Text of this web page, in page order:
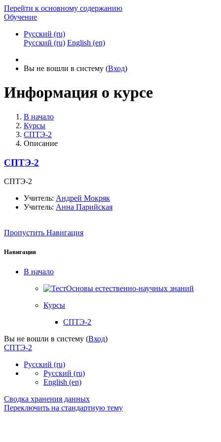
Перейти к основному содержанию
Обучение
Русский ‎(ru)‎
Русский ‎(ru)‎ English ‎(en)‎
Вы не вошли в систему (Вход)
Информация о курсе
В начало
Курсы
СПТЭ-2
Описание
СПТЭ-2
СПТЭ-2
Учитель: Андрей Мокряк
Учитель: Анна Парийская
Пропустить Навигация
Навигация
В начало
Основы естественно-научных знаний
Курсы
СПТЭ-2
Вы не вошли в систему (Вход)
СПТЭ-2
Русский ‎(ru)‎
Русский ‎(ru)‎
English ‎(en)‎
Сводка хранения данных
Переключить на стандартную тему